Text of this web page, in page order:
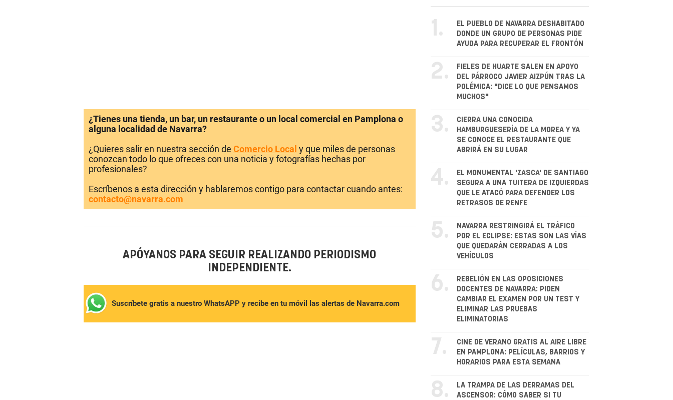
¿Tienes una tienda, un bar, un restaurante o un local comercial en Pamplona o
alguna localidad de Navarra?
¿Quieres salir en nuestra sección de Comercio Local y que miles de personas
conozcan todo lo que ofreces con una noticia y fotografías hechas por
profesionales?
Escríbenos a esta dirección y hablaremos contigo para contactar cuando antes:
contacto@navarra.com
APÓYANOS PARA SEGUIR REALIZANDO PERIODISMO
INDEPENDIENTE.
Suscríbete gratis a nuestro WhatsAPP y recibe en tu móvil las alertas de Navarra.com
1.
EL PUEBLO DE NAVARRA DESHABITADO
DONDE UN GRUPO DE PERSONAS PIDE
AYUDA PARA RECUPERAR EL FRONTÓN
2.
FIELES DE HUARTE SALEN EN APOYO
DEL PÁRROCO JAVIER AIZPÚN TRAS LA
POLÉMICA: "DICE LO QUE PENSAMOS
MUCHOS"
3.
CIERRA UNA CONOCIDA
HAMBURGUESERÍA DE LA MOREA Y YA
SE CONOCE EL RESTAURANTE QUE
ABRIRÁ EN SU LUGAR
4.
EL MONUMENTAL 'ZASCA' DE SANTIAGO
SEGURA A UNA TUITERA DE IZQUIERDAS
QUE LE ATACÓ PARA DEFENDER LOS
RETRASOS DE RENFE
5.
NAVARRA RESTRINGIRÁ EL TRÁFICO
POR EL ECLIPSE: ESTAS SON LAS VÍAS
QUE QUEDARÁN CERRADAS A LOS
VEHÍCULOS
6.
REBELIÓN EN LAS OPOSICIONES
DOCENTES DE NAVARRA: PIDEN
CAMBIAR EL EXAMEN POR UN TEST Y
ELIMINAR LAS PRUEBAS
ELIMINATORIAS
7.
CINE DE VERANO GRATIS AL AIRE LIBRE
EN PAMPLONA: PELÍCULAS, BARRIOS Y
HORARIOS PARA ESTA SEMANA
8.
LA TRAMPA DE LAS DERRAMAS DEL
ASCENSOR: CÓMO SABER SI TU